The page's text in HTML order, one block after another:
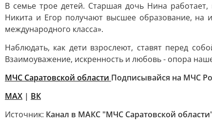
В семье трое детей. Старшая дочь Нина
Никита и Егор получают высшее образование, на
международного класса».
Наблюдать, как дети взрослеют, ставят перед
Взаимоуважение, искренность и любовь - опора
МЧС Саратовской области Подписывайся на МЧС
МАХ | ВК
Источник: Канал в МАКС "МЧС Саратовской